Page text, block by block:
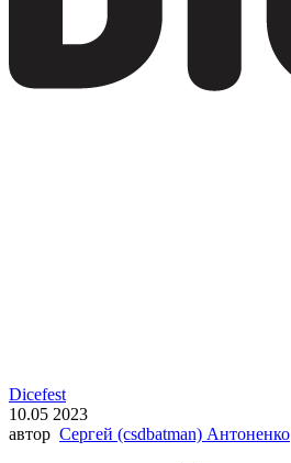
Dicefest
10.05 2023
автор Сергей (csdbatman) Антоненко